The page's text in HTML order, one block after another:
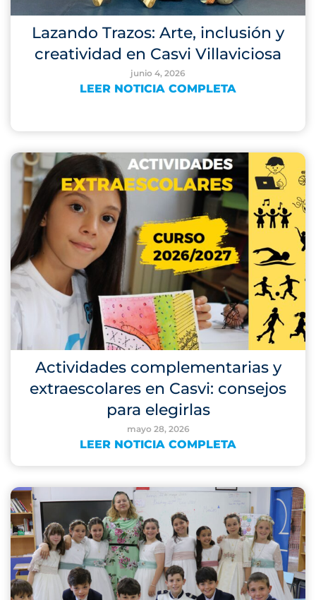
Lazando Trazos: Arte, inclusión y
creatividad en Casvi Villaviciosa
junio 4, 2026
LEER NOTICIA COMPLETA
Actividades complementarias y
extraescolares en Casvi: consejos
para elegirlas
mayo 28, 2026
LEER NOTICIA COMPLETA